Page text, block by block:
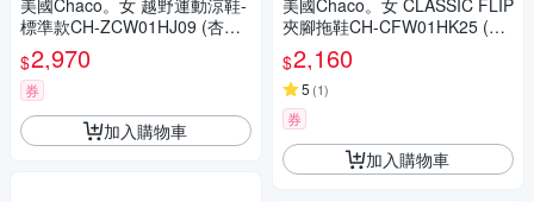
美國Chaco。女 越野運動涼鞋-
標準款CH-ZCW01HJ09 (杏黃
霜淇淋)
$2,970
券
加入購物車
美國Chaco。女 CLASSIC FLIP
夾腳拖鞋CH-CFW01HK25 (銀
白夢幻)
$2,160
5 (1)
券
加入購物車